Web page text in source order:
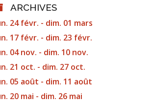
ARCHIVES
24 févr. - dim. 01 mars
17 févr. - dim. 23 févr.
04 nov. - dim. 10 nov.
21 oct. - dim. 27 oct.
05 août - dim. 11 août
20 mai - dim. 26 mai